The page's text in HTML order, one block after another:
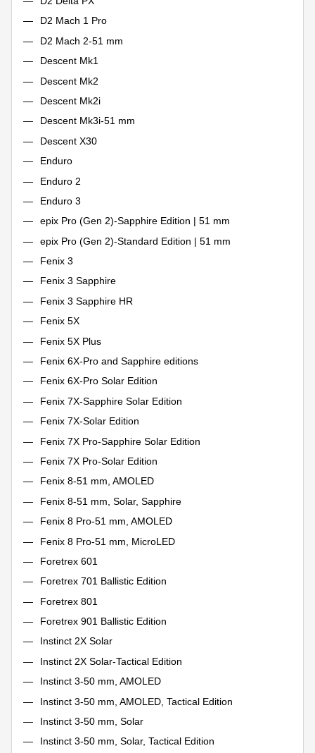
D2 Mach 1 Pro
D2 Mach 2-51 mm
Descent Mk1
Descent Mk2
Descent Mk2i
Descent Mk3i-51 mm
Descent X30
Enduro
Enduro 2
Enduro 3
epix Pro (Gen 2)-Sapphire Edition | 51 mm
epix Pro (Gen 2)-Standard Edition | 51 mm
Fenix 3
Fenix 3 Sapphire
Fenix 3 Sapphire HR
Fenix 5X
Fenix 5X Plus
Fenix 6X-Pro and Sapphire editions
Fenix 6X-Pro Solar Edition
Fenix 7X-Sapphire Solar Edition
Fenix 7X-Solar Edition
Fenix 7X Pro-Sapphire Solar Edition
Fenix 7X Pro-Solar Edition
Fenix 8-51 mm, AMOLED
Fenix 8-51 mm, Solar, Sapphire
Fenix 8 Pro-51 mm, AMOLED
Fenix 8 Pro-51 mm, MicroLED
Foretrex 601
Foretrex 701 Ballistic Edition
Foretrex 801
Foretrex 901 Ballistic Edition
Instinct 2X Solar
Instinct 2X Solar-Tactical Edition
Instinct 3-50 mm, AMOLED
Instinct 3-50 mm, AMOLED, Tactical Edition
Instinct 3-50 mm, Solar
Instinct 3-50 mm, Solar, Tactical Edition